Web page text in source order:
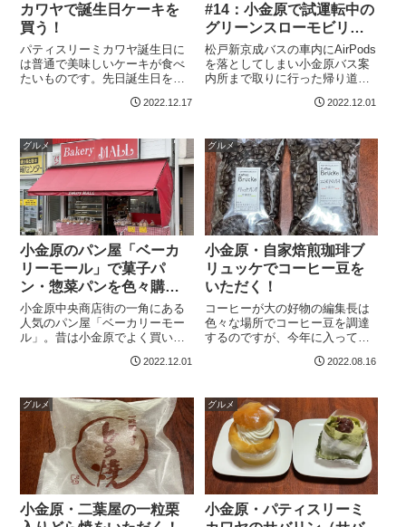
カワヤで誕生日ケーキを
買う！
パティスリーミカワヤ誕生日に
は普通で美味しいケーキが食べ
たいものです。先日誕生日を迎
すが、当日は塾の仕事で夜遅く
いをしようという年頃ではない
ですが、やっぱり誕生日にはケ
ーキを食べたい。...
2022.12.17
#14：小金原で試運転中の
グリーンスローモビリテ
ィに出会うの巻
松戸新京成バスの車内にAirPods
を落としてしまい小金原バス案
内所まで取りに行った帰り道、
グリーンスローモビリティをパ
するグリーンスローモビリティ
河原塚地区では2022年11月14
日...
2022.12.01
グルメ
小金原のパン屋「ベーカ
リーモール」で菓子パ
ン・惣菜パンを色々購
入！
小金原中央商店街の一角にある
人気のパン屋「ベーカリーモー
ル」。昔は小金原でよく買い物
いました。お値段も手頃で非常
ーモールうちの母はリトルマー
メイドのダークチェリーの載っ
たデニッシュが大...
2022.12.01
グルメ
小金原・自家焙煎珈琲ブ
リュッケでコーヒー豆を
いただく！
コーヒーが大の好物の編集長は
色々な場所でコーヒー豆を調達
するのですが、今年に入って行
「自家焙煎珈琲ブリュッケ」
BrücKeウェブサイトによると、
2006年に南千住の有名店「...
2022.08.16
グルメ
小金原・二葉屋の一粒栗
グルメ
小金原・パティスリーミ